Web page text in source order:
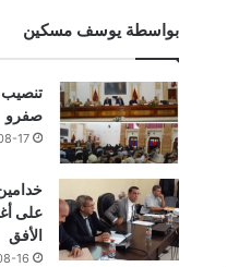
بواسطة يوسف مسكين
تنصيب
صفرو
17
على
الأفق
16